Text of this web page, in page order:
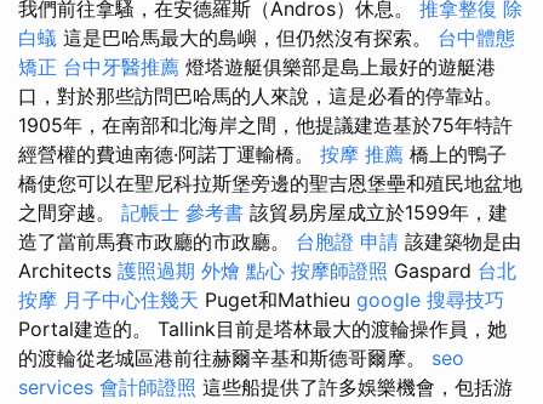
我們前往拿騷，在安德羅斯（Andros）休息。 推拿整復 除
白蟻 這是巴哈馬最大的島嶼，但仍然沒有探索。 台中體態
矯正 台中牙醫推薦 燈塔遊艇俱樂部是島上最好的遊艇港
口，對於那些訪問巴哈馬的人來說，這是必看的停靠站。
1905年，在南部和北海岸之間，他提議建造基於75年特許
經營權的費迪南德·阿諾丁運輸橋。 按摩 推薦 橋上的鴨子
橋使您可以在聖尼科拉斯堡旁邊的聖吉恩堡壘和殖民地盆地
之間穿越。 記帳士 參考書 該貿易房屋成立於1599年，建
造了當前馬賽市政廳的市政廳。 台胞證 申請 該建築物是由
Architects 護照過期 外燴 點心 按摩師證照 Gaspard 台北
按摩 月子中心住幾天 Puget和Mathieu google 搜尋技巧
Portal建造的。 Tallink目前是塔林最大的渡輪操作員，她
的渡輪從老城區港前往赫爾辛基和斯德哥爾摩。 seo
services 會計師證照 這些船提供了許多娛樂機會，包括游